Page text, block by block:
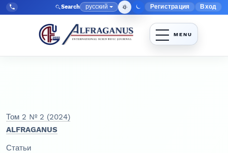
Перейти к главному меню навигации
Перейти к основному контенту
Перейти к нижнему колонтитулу сайта
Tel:
+998903350930 Search Язык
русский Меню
Регистрация Вход
Том 2 № 2 (2024)
ALFRAGANUS
Статьи